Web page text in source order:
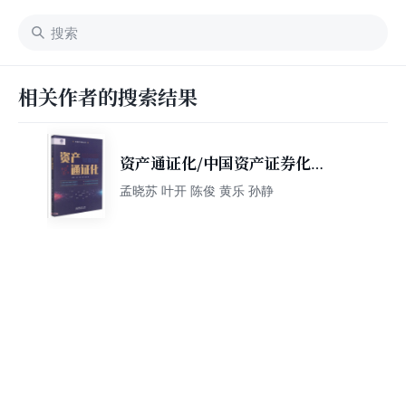
相关作者的搜索结果
资产通证化/中国资产证券化丛
书
孟晓苏 叶开 陈俊 黄乐 孙静